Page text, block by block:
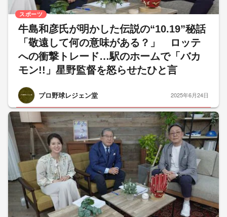
牛島和彦氏が明かした伝説の“10.19”秘話
「敬遠して何の意味がある？」 ロッテ
への衝撃トレード…駅のホームで「バカ
モン!!」星野監督を怒らせたひと言
プロ野球レジェン堂
スポーツ
2025年6月24日